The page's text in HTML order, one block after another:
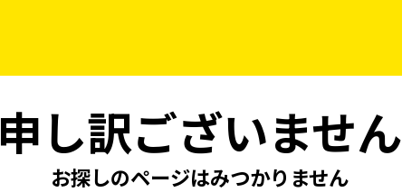
申し訳ございません
お探しのページはみつかりません